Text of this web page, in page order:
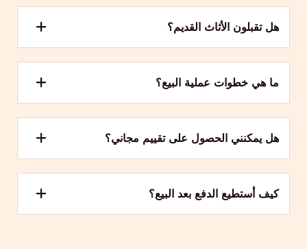
هل تقبلون الأثاث القديم؟
ما هي خطوات عملية البيع؟
هل يمكنني الحصول على تقييم مجاني؟
كيف أستطيع الدفع بعد البيع؟